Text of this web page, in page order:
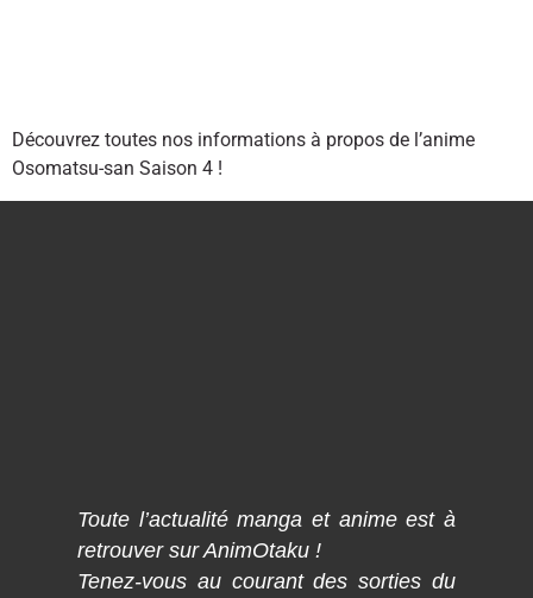
Découvrez toutes nos informations à propos de l’anime
Osomatsu-san Saison 4 !
Toute l’actualité manga et anime est à
retrouver sur AnimOtaku !
Tenez-vous au courant des sorties du